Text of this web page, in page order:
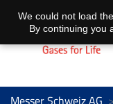
Messer Schweiz AG
We could not load
By continuing you